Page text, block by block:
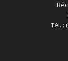
Tél. :